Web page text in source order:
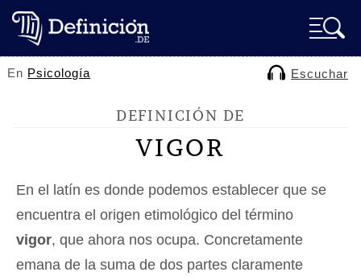
En Psicología Escuchar
DEFINICIÓN DE
VIGOR
En el latín es donde podemos establecer que se
encuentra el origen etimológico del término
vigor, que ahora nos ocupa. Concretamente
emana de la suma de dos partes claramente